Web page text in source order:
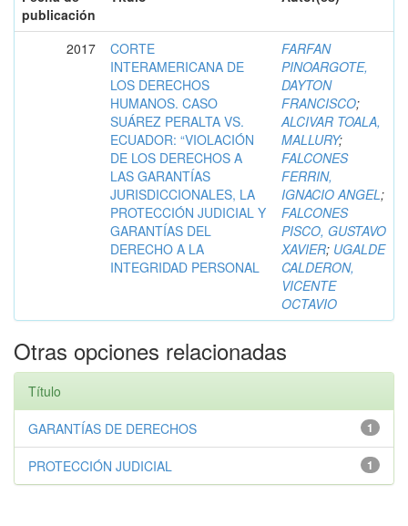
publicación
2017
CORTE
INTERAMERICANA DE
LOS DERECHOS
HUMANOS. CASO
SUÁREZ PERALTA VS.
ECUADOR: “VIOLACIÓN
DE LOS DERECHOS A
LAS GARANTÍAS
JURISDICCIONALES, LA
PROTECCIÓN JUDICIAL Y
GARANTÍAS DEL
DERECHO A LA
INTEGRIDAD PERSONAL
FARFAN
PINOARGOTE,
DAYTON
FRANCISCO;
ALCIVAR TOALA,
MALLURY;
FALCONES
FERRIN,
IGNACIO ANGEL;
FALCONES
PISCO, GUSTAVO
XAVIER; UGALDE
CALDERON,
VICENTE
OCTAVIO
Otras opciones relacionadas
Título
1
GARANTÍAS DE DERECHOS
1
PROTECCIÓN JUDICIAL